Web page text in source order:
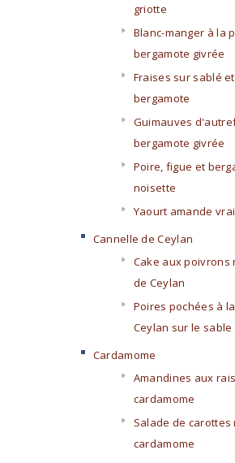
griotte
Blanc-manger à la
bergamote givrée
Fraises sur sablé
bergamote
Guimauves
bergamote givrée
Poire, figue et
noisette
Yaourt amande
Cannelle de Ceylan
Cake aux poivrons
de Ceylan
Poires pochées à
Ceylan sur le sable
Cardamome
Amandines aux
cardamome
Salade de carottes
cardamome